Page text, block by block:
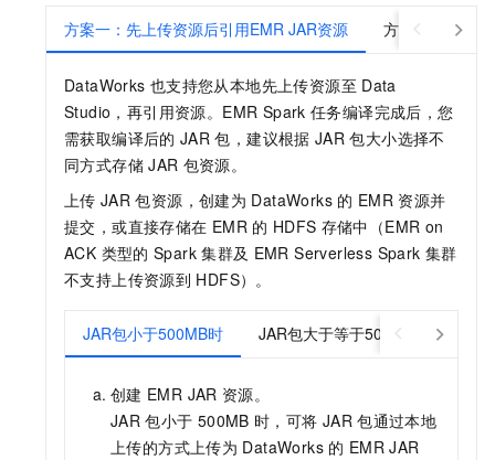
方案一：先上传资源后引用EMR JAR资源 方案二：直接
DataWorks 也支持您从本地先上传资源至 Data
Studio，再引用资源。EMR Spark 任务编译完成后，您
需获取编译后的 JAR 包，建议根据 JAR 包大小选择不
同方式存储 JAR 包资源。
上传 JAR 包资源，创建为 DataWorks 的 EMR 资源并
提交，或直接存储在 EMR 的 HDFS 存储中（EMR on
ACK 类型的 Spark 集群及 EMR Serverless Spark 集群
不支持上传资源到 HDFS）。
JAR包小于500MB时 JAR包大于等于500MB时
创建 EMR JAR 资源。
JAR 包小于 500MB 时，可将 JAR 包通过本地
上传的方式上传为 DataWorks 的 EMR JAR